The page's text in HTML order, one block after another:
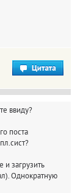
ввиду?
поста
и загрузить
Однократную